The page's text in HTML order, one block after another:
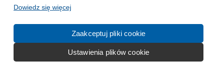
Dowiedz się więcej
Zaakceptuj pliki cookie
Ustawienia plików cookie